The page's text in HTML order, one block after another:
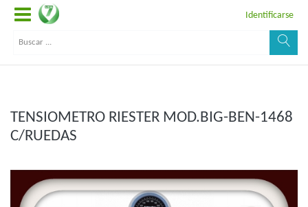
Identificarse
TENSIOMETRO RIESTER MOD.BIG-BEN-1468
C/RUEDAS